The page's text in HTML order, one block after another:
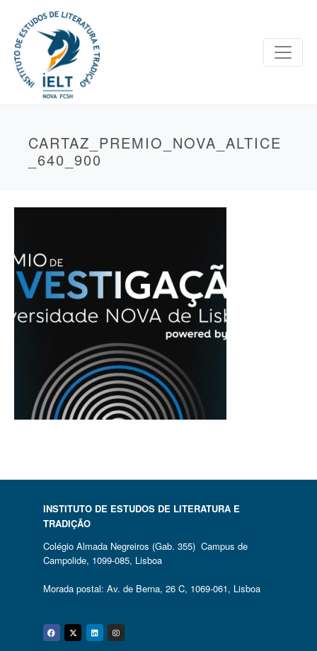
CARTAZ_PREMIO_NOVA_ALTICE
_640_900
INSTITUTO DE ESTUDOS DE LITERATURA E
TRADIÇÃO
Colégio Almada Negreiros (Gab. 355) Campus de
Campolide, 1099-085, Lisboa
Morada postal: Av. de Berna, 26 C, 1069-061, Lisboa
Facebook
Twitter
Linkedin
Instagram